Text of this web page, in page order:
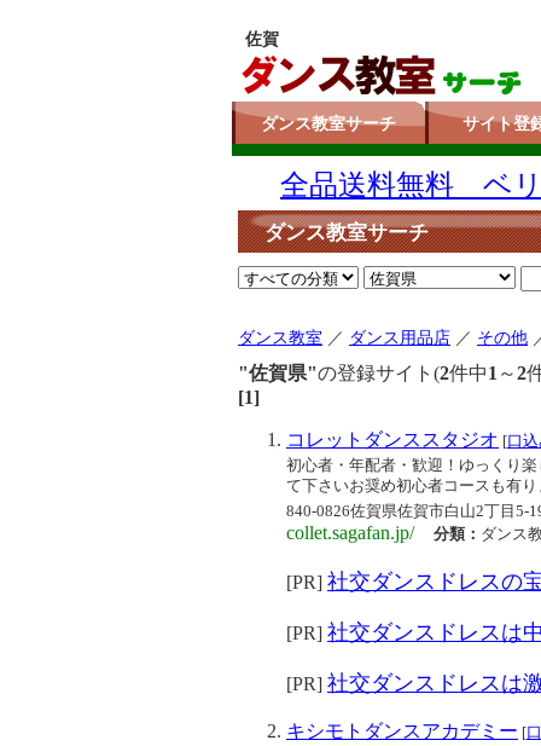
佐賀
ダンス教室サーチ サイト登
全品送料無料 ベリ
ダンス教室サーチ
ダンス教室 ／ ダンス用品店 ／ その他
"佐賀県"の登録サイト(2件中1 ～2
[1]
コレットダンススタジオ [口
初心者・年配者・歓迎！ゆっくり
て下さいお奨め初心者コースも有り
840-0826佐賀県佐賀市白山2丁目5-
collet.sagafan.jp/ 分類： ダンス
[PR] 社交ダンスドレスの
[PR] 社交ダンスドレスは
[PR] 社交ダンスドレスは
キシモトダンスアカデミー [